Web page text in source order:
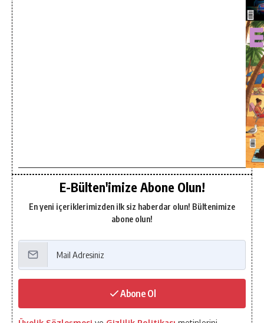
E-Bülten'imize Abone Olun!
En yeni içeriklerimizden ilk siz haberdar olun! Bültenimize
abone olun!
Abone Ol